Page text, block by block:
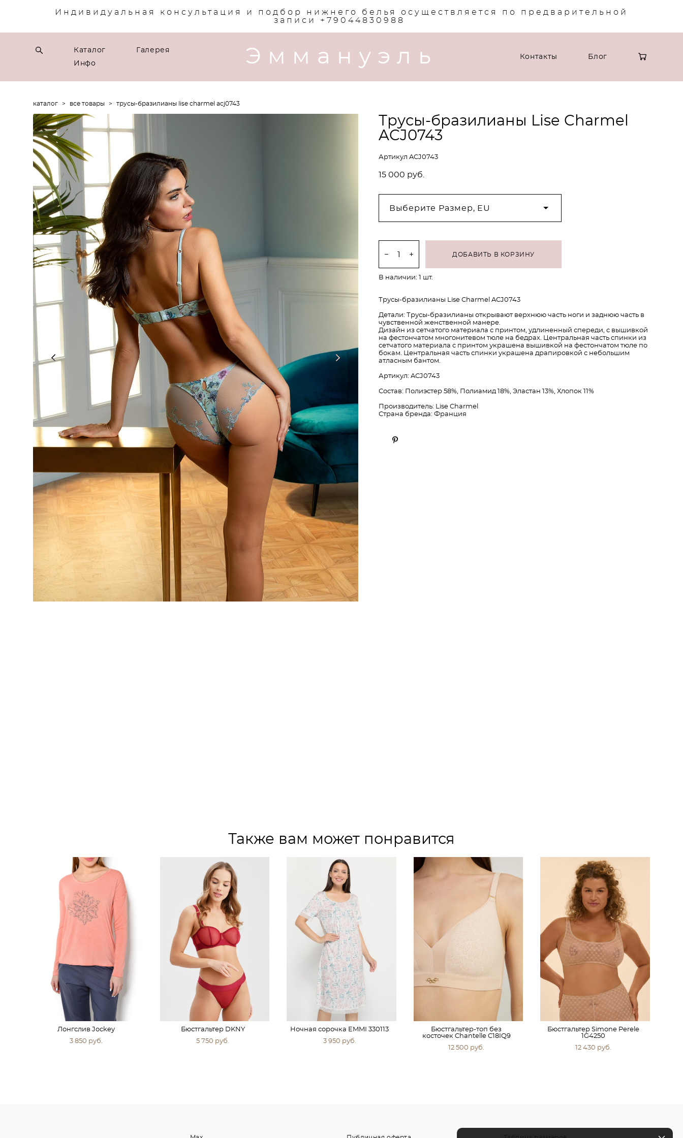
Индивидуальная консультация и подбор нижнего белья осуществляется по предварительной
записи +79044830988
Каталог
Галерея
Инфо
Эммануэль Контакты Блог
каталог > все товары > трусы-бразилианы lise charmel acj0743
Трусы-бразилианы Lise Charmel
ACJ0743
Артикул ACJ0743
15 000 pуб.
Выберите Размер, EU
В наличии: 1 шт.
ДОБАВИТЬ В КОРЗИНУ
Трусы-бразилианы Lise Charmel ACJ0743
Детали: Трусы-бразилианы открывают верхнюю часть ноги и заднюю часть в
чувственной женственной манере.
Дизайн из сетчатого материала с принтом, удлиненный спереди, с вышивкой
на фестончатом многонитевом тюле на бедрах. Центральная часть спинки из
сетчатого материала с принтом украшена вышивкой на фестончатом тюле по
бокам. Центральная часть спинки украшена драпировкой с небольшим
атласным бантом.
Артикул: ACJ0743
Состав: Полиэстер 58%, Полиамид 18%, Эластан 13%, Хлопок 11%
Производитель: Lise Charmel
Страна бренда: Франция
Также вам может понравится
Лонгслив Jockey
3 850 pуб.
Бюстгальтер DKNY
5 750 pуб.
Ночная сорочка EMMI 330113
3 950 pуб.
Бюстгальтер-топ без
косточек Chantelle C18IQ9
12 500 pуб.
Бюстгальтер Simone Perele
1G4250
12 430 pуб.